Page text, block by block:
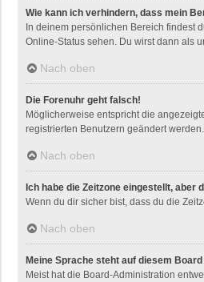
Wie kann ich verhindern, dass mein
In deinem persönlichen Bereich findest
Online-Status sehen. Du wirst dann als
Nach oben
Die Forenuhr geht falsch!
Möglicherweise entspricht die
registrierten Benutzern geändert
Nach oben
Ich habe die Zeitzone eingestellt, aber
Wenn du dir sicher bist, dass du die
Nach oben
Meine Sprache steht auf diesem
Meist hat die Board-Administration